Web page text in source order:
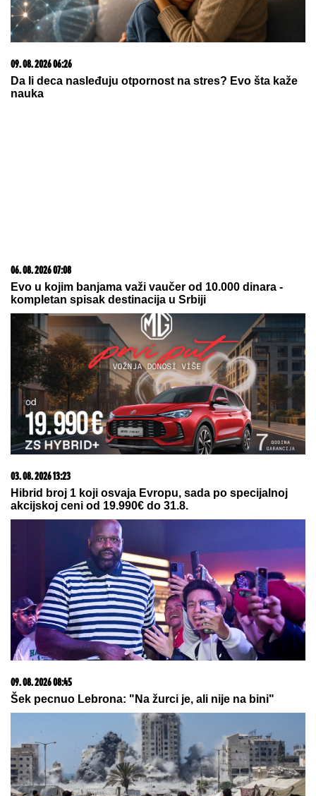
migranata!
(FOTO) SVI GLEDAJU U SARU JO!
Pevačica i Aleksa Bjelogrlić ne
skidaju osmeh sa lica, a ona jednim
potezom OČARALA SVE
Sita Ahmić ga je predstavila kao
nepriznatog sina Asmina Durdžića, a
sada je otkriven njegov identitet i
zapravo je reč o poznatoj osobi!
FIZIČARI POTVRDILI "NEGATIVNO VREME":
Svetlost kroz atome prošla kao da je stigla pre nego
što je krenula
"HOĆEŠ TI DA SE SKIDAŠ ILI JA DA
TE SKINEM?"Pevačica doživela
zaključana"
MLAD MESEC I POMRAČENJE
SUNCA
u istom danu donose
neviđene turbulencije: Ova četiri
horoskopska znaka DOBRO ĆE
UPAMTITI 12. avgust - od tad im se
ŽIVOT MENJA NAGLAVAČKEby Aklamator